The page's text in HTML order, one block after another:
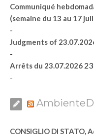
Communiqué
(semaine du 13 au 17
-
Judgments of
-
Arrêts du 23.07.2026
-
CONSIGLIO DI STATO,